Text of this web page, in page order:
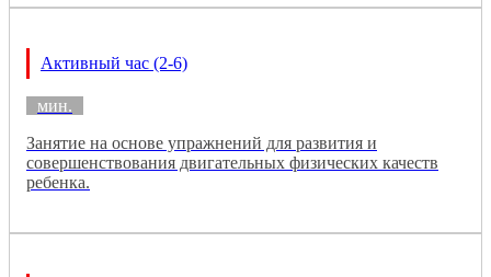
Активный час (2-6)
мин.
Занятие на основе упражнений для развития и
совершенствования двигательных физических качеств
ребенка.